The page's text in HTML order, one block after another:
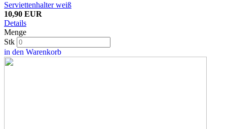
Serviettenhalter weiß
10,90 EUR
Details
Menge
Stk
in den Warenkorb